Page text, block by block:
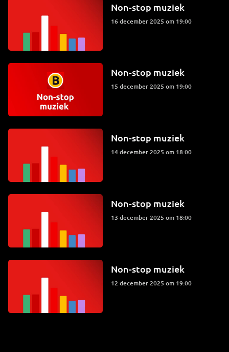
Non-stop muziek
16 december 2025 om 19:00
Non-stop muziek
15 december 2025 om 19:00
Non-stop muziek
14 december 2025 om 18:00
Non-stop muziek
13 december 2025 om 18:00
Non-stop muziek
12 december 2025 om 19:00